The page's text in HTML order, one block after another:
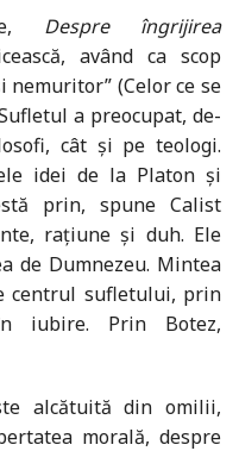
Despre îngrijirea
având ca scop
(Celor ce se
a preocupat, de-
cât şi pe teologi.
idei de la Platon şi
prin, spune Calist
raţiune şi duh. Ele
de Dumnezeu. Mintea
centrul sufletului, prin
iubire. Prin Botez,
alcătuită din omilii,
morală, despre